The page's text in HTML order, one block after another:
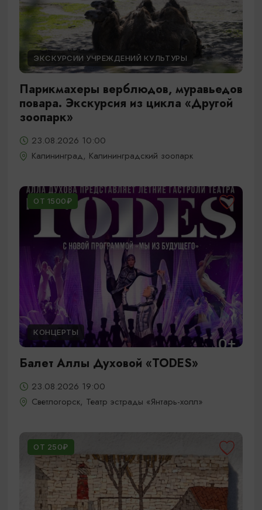
ЭКСКУРСИИ УЧРЕЖДЕНИЙ КУЛЬТУРЫ
Парикмахеры верблюдов, муравьедов
повара. Экскурсия из цикла «Другой
зоопарк»
23.08.2026 10:00
Калининград, Калининградский зоопарк
ОТ 1500₽
КОНЦЕРТЫ
Балет Аллы Духовой «TODES»
23.08.2026 19:00
Светлогорск, Театр эстрады «Янтарь-холл»
ОТ 250₽